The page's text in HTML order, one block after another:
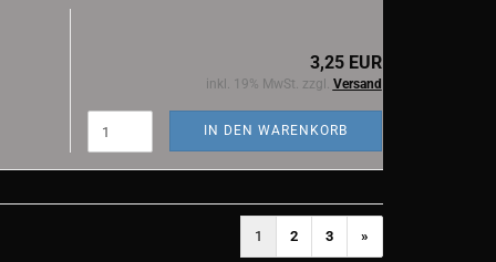
3,25 EUR
inkl. 19% MwSt. zzgl. Versand
IN DEN WARENKORB
1 2 3 »